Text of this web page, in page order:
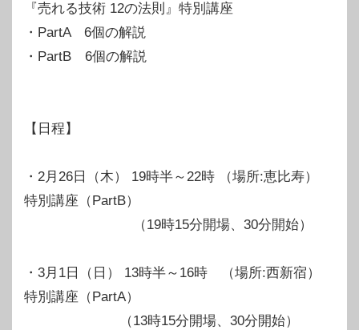
『売れる技術 12の法則』特別講座
・PartA 6個の解説
・PartB 6個の解説
【日程】
・2月26日（木） 19時半～22時 （場所:恵比寿）
特別講座（PartB）
（19時15分開場、30分開始）
・3月1日（日） 13時半～16時 （場所:西新宿）
特別講座（PartA）
（13時15分開場、30分開始）